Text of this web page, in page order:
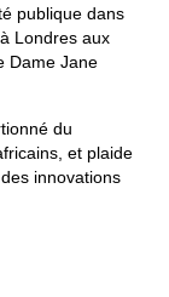
publique dans
Londres aux
Dame Jane
du
et plaide
innovations